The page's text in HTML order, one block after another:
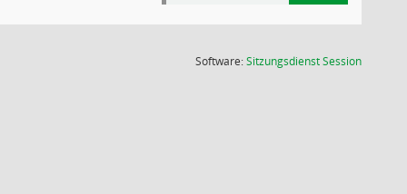
Software:SitzungsdienstSession(Wird in